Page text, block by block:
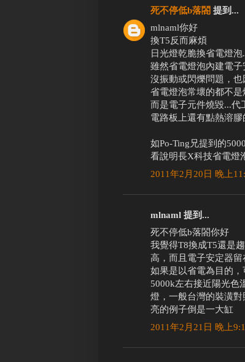
死不停低b落閤 提到...
mlnaml你好
換T5反而麻煩
日光燈乾脆換省電燈泡
雖然省電燈泡內建電子
沒振動或閃爍問題，也
省電燈泡常壞的都不是
而是電子元件燒毀...代
電路板上還有點熱溶膠
如Po-Ting兄提到的
看說明長X科技省電燈
2011年2月20日 晚上
mlnaml 提到...
死不停低b落閤你好
我覺得T8換成T5還是
高，而且電子安定器留
如果是以省電為目的
5000k左右接近陽光色
燈，一般台灣的裝潢
亮的例子倒是一大缸
2011年2月21日 晚上